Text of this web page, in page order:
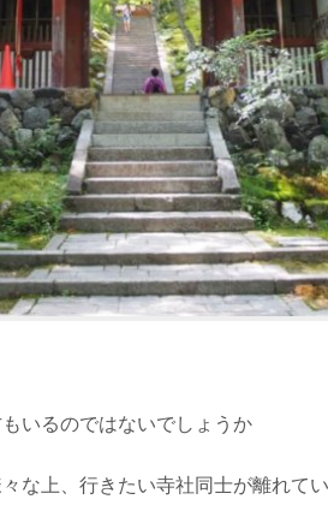
いるのではないでしょうか
な上、行きたい寺社同士が離れて